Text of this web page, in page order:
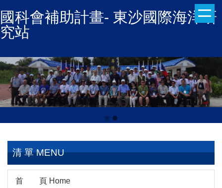
到
主
內
容
區
國科會補助計畫- 東沙國際海洋研
究站
清 單 MENU
首 頁 Home